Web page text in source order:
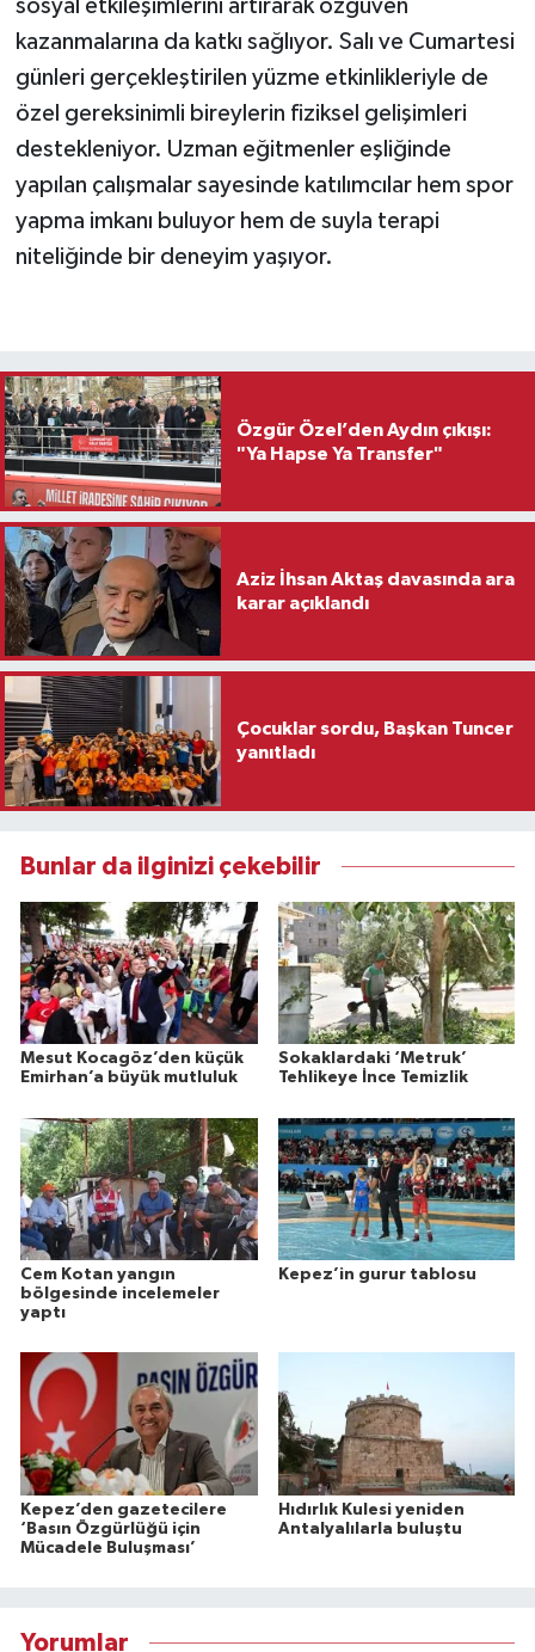
sosyal etkileşimlerini artırarak özgüven
kazanmalarına da katkı sağlıyor. Salı ve Cumartesi
günleri gerçekleştirilen yüzme etkinlikleriyle de
özel gereksinimli bireylerin fiziksel gelişimleri
destekleniyor. Uzman eğitmenler eşliğinde
yapılan çalışmalar sayesinde katılımcılar hem spor
yapma imkanı buluyor hem de suyla terapi
niteliğinde bir deneyim yaşıyor.
Özgür Özel’den Aydın çıkışı:
"Ya Hapse Ya Transfer"
Aziz İhsan Aktaş davasında ara
karar açıklandı
Çocuklar sordu, Başkan Tuncer
yanıtladı
Bunlar da ilginizi çekebilir
Mesut Kocagöz’den küçük
Emirhan’a büyük mutluluk
Sokaklardaki ‘Metruk’
Tehlikeye İnce Temizlik
Cem Kotan yangın
bölgesinde incelemeler
yaptı
Kepez’in gurur tablosu
Kepez’den gazetecilere
‘Basın Özgürlüğü için
Mücadele Buluşması’
Hıdırlık Kulesi yeniden
Antalyalılarla buluştu
Yorumlar